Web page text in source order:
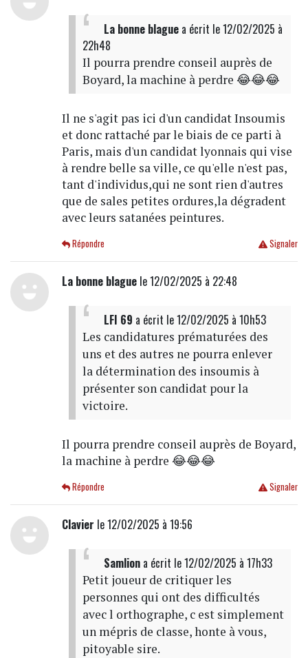
La bonne blaguea écrit le 12/02/2025 à
22h48
Il pourra prendre conseil auprès de
Boyard, la machine à perdre 😂😂😂
Il ne s'agit pas ici d'un candidat Insoumis
et donc rattaché par le biais de ce parti à
Paris, mais d'un candidat lyonnais qui vise
à rendre belle sa ville, ce qu'elle n'est pas,
tant d'individus,qui ne sont rien d'autres
que de sales petites ordures,la dégradent
avec leurs satanées peintures.
Signaler
Répondre
La bonne blaguele 12/02/2025 à 22:48
LFI 69 a écrit le 12/02/2025 à 10h53
Les candidatures prématurées des
uns et des autres ne pourra enlever
la détermination des insoumis à
présenter son candidat pour la
victoire.
Il pourra prendre conseil auprès de Boyard,
la machine à perdre 😂😂😂
Signaler
Répondre
Clavier le 12/02/2025 à 19:56
Samliona écrit le 12/02/2025 à 17h33
Petit joueur de critiquer les
personnes qui ont des difficultés
avec l orthographe, c est simplement
un mépris de classe, honte à vous,
pitoyable sire.